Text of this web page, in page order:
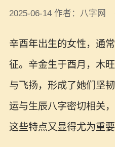
2025-06-14 作者：八字网
辛酉年出生的女性，通
征。辛金生于酉月，木
与飞扬，形成了她们坚
运与生辰八字密切相关
这些特点又显得尤为重要